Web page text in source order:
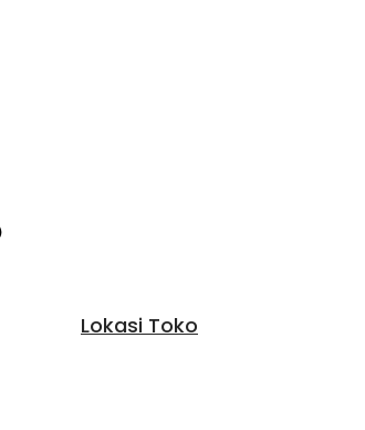
Lokasi Toko